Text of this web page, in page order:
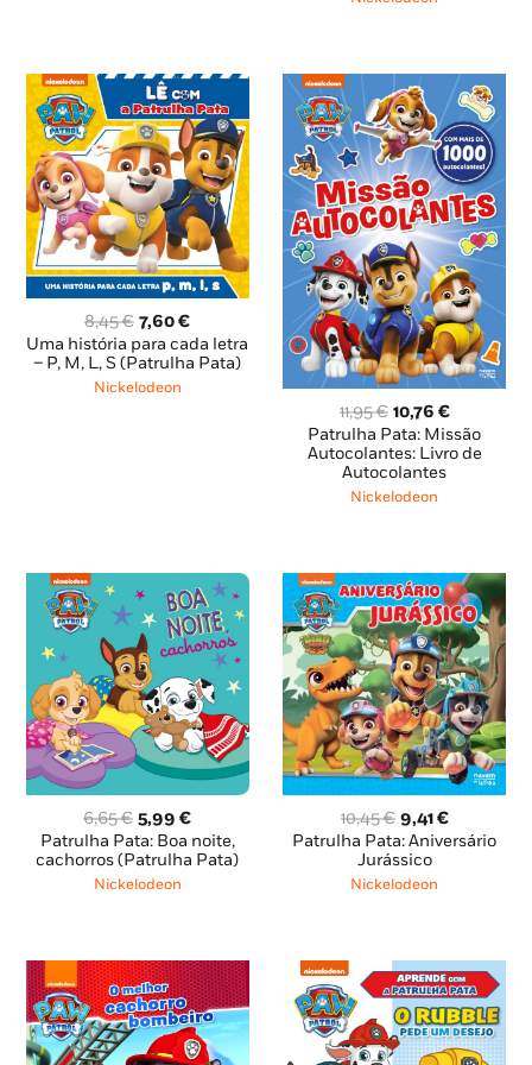
8,45€ O
preço
original
era:
7,60€O
preço
atual
Uma história para cada letra
– P, M, L, S (Patrulha Pata)
Nickelodeon
11,95€ O
preço
original
era:
11,95 €.
10,76 €O
preço
atual
Patrulha Pata: Missão
Autocolantes: Livro de
Autocolantes
Nickelodeon
6,65€ O
preço
original
era:
5,99€O
preço
atual
Patrulha Pata: Boa noite,
cachorros (Patrulha Pata)
Nickelodeon
10,45€ O
preço
original
era:
9,41€O
preço
Patrulha Pata: Aniversário
Jurássico
Nickelodeon